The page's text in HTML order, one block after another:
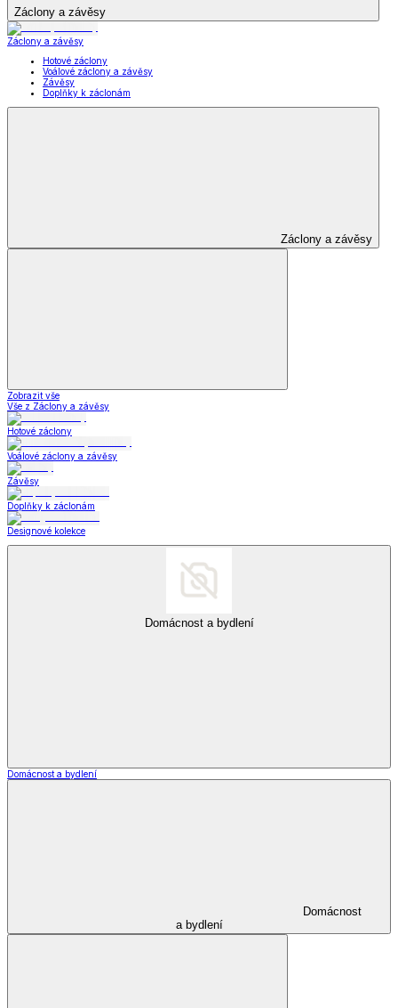
Záclony a závěsy
Záclony a závěsy
Hotové záclony
Voálové záclony a závěsy
Závěsy
Doplňky k záclonám
Záclony a závěsy
Zobrazit vše
Vše z Záclony a závěsy
Hotové záclony
Voálové záclony a závěsy
Závěsy
Doplňky k záclonám
Designové kolekce
Domácnost a bydlení
Domácnost a bydlení
Domácnost
a bydlení